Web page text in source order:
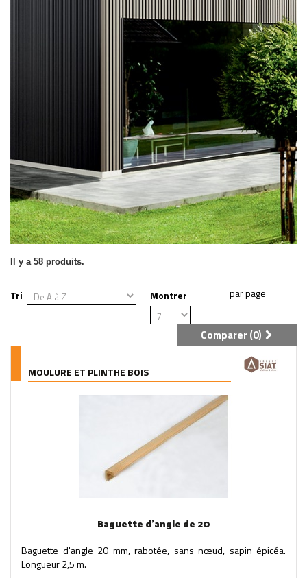
Il y a 58 produits.
Tri Montrer
Comparer (0)
MOULURE ET PLINTHE BOIS
Baguette d'angle de 20
Baguette d'angle 20 mm, rabotée, sans nœud, sapin épicéa.
Longueur 2,5 m.